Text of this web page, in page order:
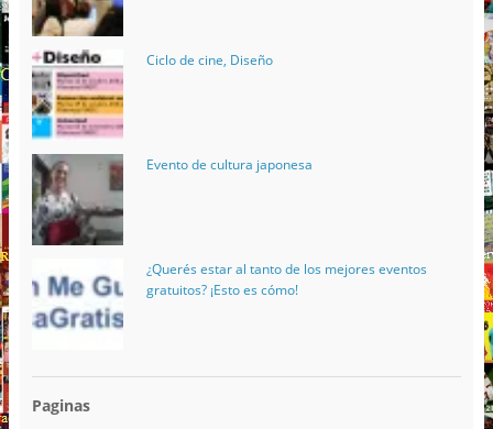
Ciclo de cine, Diseño
Evento de cultura japonesa
¿Querés estar al tanto de los mejores eventos
gratuitos? ¡Esto es cómo!
Paginas